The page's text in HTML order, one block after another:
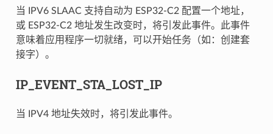
当 IPV6 SLAAC 支持自动为 ESP32-C2 配置一个地址，
或 ESP32-C2 地址发生改变时，将引发此事件。此事件
意味着应用程序一切就绪，可以开始任务（如：创建套
接字）。
IP_EVENT_STA_LOST_IP
当 IPV4 地址失效时，将引发此事件。